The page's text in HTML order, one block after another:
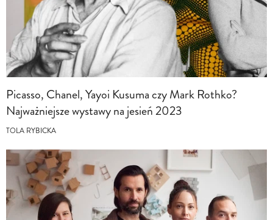
Picasso, Chanel, Yayoi Kusuma czy Mark Rothko?
Najważniejsze wystawy na jesień 2023
TOLA RYBICKA